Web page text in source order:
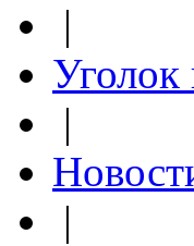
|
Уголок
|
|